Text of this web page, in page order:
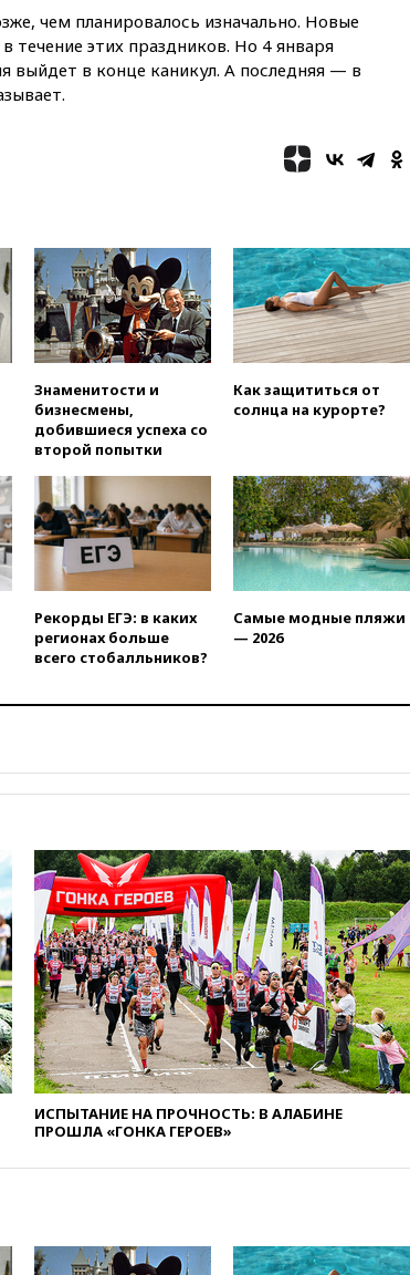
14:39 Экс-издатель Popcorn
Books получил условный срок
по делу о пропаганде ЛГБТ
товаров для параллельного
105 пляжах в Анапе
14:09
Глава Тувы включил
сенатора Нарусову в список
кандидатов в Совфед
13:57
Wildberries запустит
партнерских хабов
13:53
законопроект о частной
собственности
13:36
ABC News: запасы
вооружений США достигли
крайне низкого уровня
Верховный суд снять «Яблоко»
с выборов
13:09Суд обязал москвичку
выселить из квартиры
12:51Россия планирует
запустить групповые
безвизовые турпоездки для
Вьетнама
12:36Экспорт растворимого
кофе из России достиг
рекордных показателей
12:30Российские войска
взяли под контроль село
Анискино в Харьковской
области
12:15Минцифры РФ не
ограничения на доступ детей
Ормузском проливе
чем планировалось изначально. Новые
этих праздников. Но 4 января
выйдет в конце каникул. А последняя — в
Знаменитости и
бизнесмены,
добившиеся успеха со
второй попытки
Как защититься от
солнца на курорте?
Рекорды ЕГЭ: в каких
регионах больше
всего стобалльников?
Самые модные пляжи
— 2026
ИСПЫТАНИЕ НА ПРОЧНОСТЬ: В АЛАБИНЕ
ПРОШЛА «ГОНКА ГЕРОЕВ»